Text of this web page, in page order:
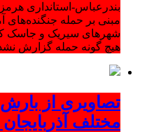
بندرعباس-استانداری
مبنی بر حمله جنگنده‌های
شهرهای سیریک و جاسک
هیچ گونه حمله گزارش
تصاویری از
مختلف